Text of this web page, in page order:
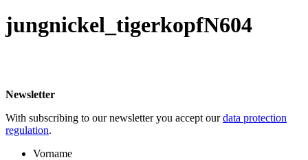
jungnickel_tigerkopfN604
Newsletter
With subscribing to our newsletter you accept ourdata protection
regulation.
Vorname